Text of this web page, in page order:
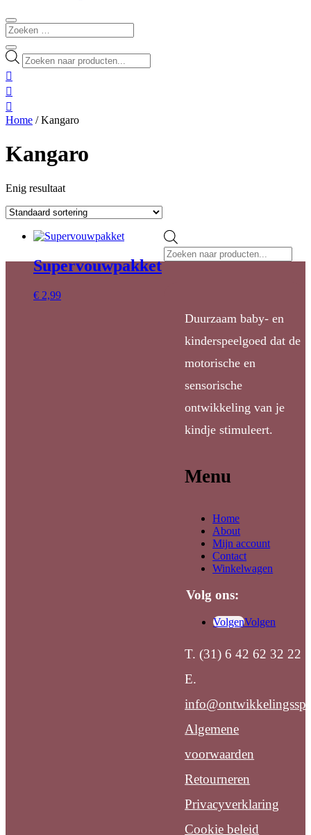
Producten
zoeken



Home / Kangaro
Kangaro
Enig resultaat
Supervouwpakket
€ 2,99
zoeken
Duurzaam baby- en
kinderspeelgoed dat de
motorische en
sensorische
ontwikkeling van je
kindje stimuleert.
Menu
Home
About
Mijn account
Contact
Winkelwagen
Volg ons:
VolgenVolgen
T. (31) 6 42 62 32 22
E.
Algemene
voorwaarden
Retourneren
Privacyverklaring
Cookie beleid